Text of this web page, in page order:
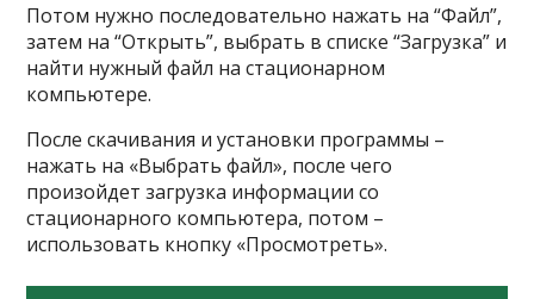
Потом нужно последовательно нажать на “Файл”,
затем на “Открыть”, выбрать в списке “Загрузка” и
найти нужный файл на стационарном
компьютере.
После скачивания и установки программы –
нажать на «Выбрать файл», после чего
произойдет загрузка информации со
стационарного компьютера, потом –
использовать кнопку «Просмотреть».